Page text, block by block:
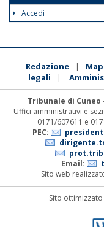
Accedi
Redazione |
legali
|
Tribunale di Cuneo
Uffici amministrativi e
0171/607611 e
PEC:
Email:
Sito web
Sito